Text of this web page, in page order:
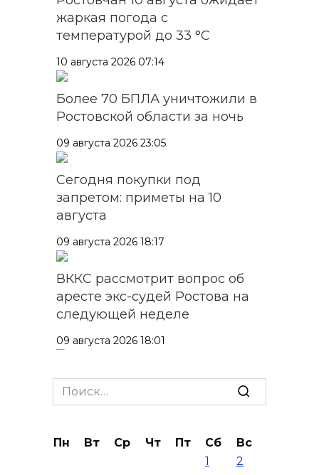
жаркая погода с
температурой до 33 °C
10 августа 2026 07:14
Более 70 БПЛА уничтожили в
Ростовской области за ночь
09 августа 2026 23:05
Сегодня покупки под
запретом: приметы на 10
августа
09 августа 2026 18:17
ВККС рассмотрит вопрос об
аресте экс-судей Ростова на
следующей неделе
09 августа 2026 18:01
Донские полицейские
вернули 3500 раков,
Search
for:
Пн Вт Ср Чт Пт Сб
Вс
1
2